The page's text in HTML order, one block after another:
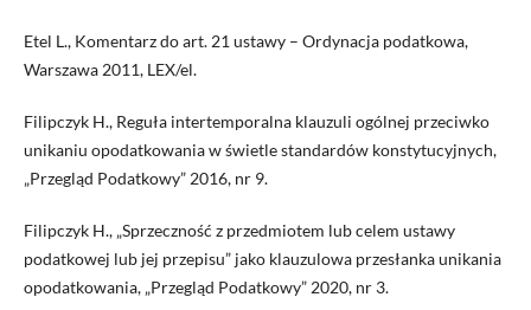
Etel L., Komentarz do art. 21 ustawy – Ordynacja podatkowa,
Warszawa 2011, LEX/el.
Filipczyk H., Reguła intertemporalna klauzuli ogólnej przeciwko
unikaniu opodatkowania w świetle standardów konstytucyjnych,
„Przegląd Podatkowy” 2016, nr 9.
Filipczyk H., „Sprzeczność z przedmiotem lub celem ustawy
podatkowej lub jej przepisu” jako klauzulowa przesłanka unikania
opodatkowania, „Przegląd Podatkowy” 2020, nr 3.